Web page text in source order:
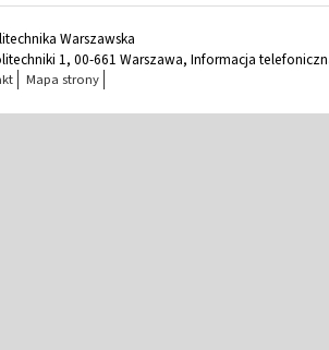
Warszawska
1, 00-661 Warszawa, Informacja
Mapa strony